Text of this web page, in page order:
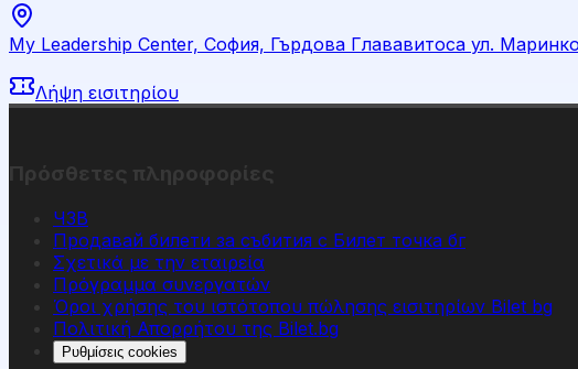
My Leadership Center, София, Гърдова Глававитоса ул.
Λήψη εισιτηρίου
Πρόσθετες πληροφορίες
ЧЗВ
Продавай билети за събития с Билет точка бг
Σχετικά με την εταιρεία
Πρόγραμμα συνεργατών
Όροι χρήσης του ιστότοπου πώλησης εισιτηρίων Bilet bg
Πολιτική Απορρήτου της Bilet.bg
Ρυθμίσεις cookies